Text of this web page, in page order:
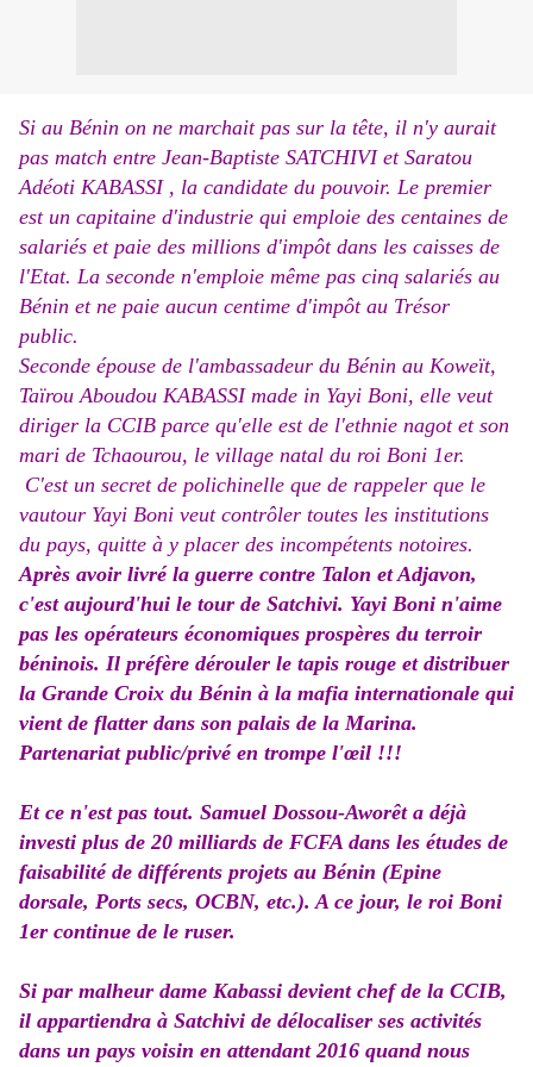
Si au Bénin on ne marchait pas sur la tête, il n'y aurait
pas match entre Jean-Baptiste SATCHIVI et Saratou
Adéoti KABASSI, la candidate du pouvoir. Le premier
est un capitaine d'industrie qui emploie des centaines de
salariés et paie des millions d'impôt dans les caisses de
l'Etat. La seconde n'emploie même pas cinq salariés au
Bénin et ne paie aucun centime d'impôt au Trésor
public.
Seconde épouse de l'ambassadeur du Bénin au Koweït,
Taïrou Aboudou KABASSI made in Yayi Boni, elle veut
diriger la CCIB parce qu'elle est de l'ethnie nagot et son
mari de Tchaourou, le village natal du roi Boni 1er.
C'est un secret de polichinelle que de rappeler que le
vautour Yayi Boni veut contrôler toutes les institutions
du pays, quitte à y placer des incompétents notoires.
Après avoir livré la guerre contre Talon et Adjavon,
c'est aujourd'hui le tour de Satchivi. Yayi Boni n'aime
pas les opérateurs économiques prospères du terroir
béninois. Il préfère dérouler le tapis rouge et distribuer
la Grande Croix du Bénin à la mafia internationale qui
vient de flatter dans son palais de la Marina.
Partenariat public/privé en trompe l'œil !!!
Et ce n'est pas tout. Samuel Dossou-Aworêt a déjà
investi plus de 20 milliards de FCFA dans les études de
faisabilité de différents projets au Bénin (Epine
dorsale, Ports secs, OCBN, etc.). A ce jour, le roi Boni
1er continue de le ruser.
Si par malheur dame Kabassi devient chef de la CCIB,
il appartiendra à Satchivi de délocaliser ses activités
dans un pays voisin en attendant 2016 quand nous